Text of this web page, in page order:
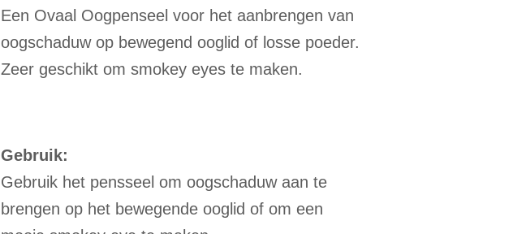
Een Ovaal Oogpenseel voor het aanbrengen van
oogschaduw op bewegend ooglid of losse poeder.
Zeer geschikt om smokey eyes te maken.
Gebruik:
Gebruik het pensseel om oogschaduw aan te
brengen op het bewegende ooglid of om een